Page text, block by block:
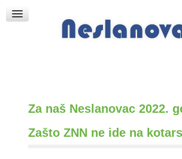
Crkva sv. Marka
Put k Bogu
Za naš Neslanovac 2022.
Zašto ZNN ne ide na